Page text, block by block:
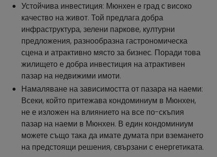
Устойчива инвестиция: Мюнхен е град с високо
качество на живот. Той предлага добра
инфраструктура, зелени паркове, културни
предложения, разнообразна гастрономическа
сцена и атрактивно място за бизнес. Поради това
жилището е добра инвестиция на атрактивен
пазар на недвижими имоти.
Намаляване на зависимостта от пазара на наеми:
Всеки, който притежава кондоминиум в Мюнхен,
не е изложен на влиянието на все по-скъпия
пазар на наеми в Мюнхен. В един кондоминиум
можете също така да имате думата при вземането
на предстоящи решения, свързани с енергетиката.